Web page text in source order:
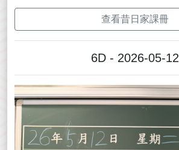
查看昔日家課冊
6D - 2026-05-12